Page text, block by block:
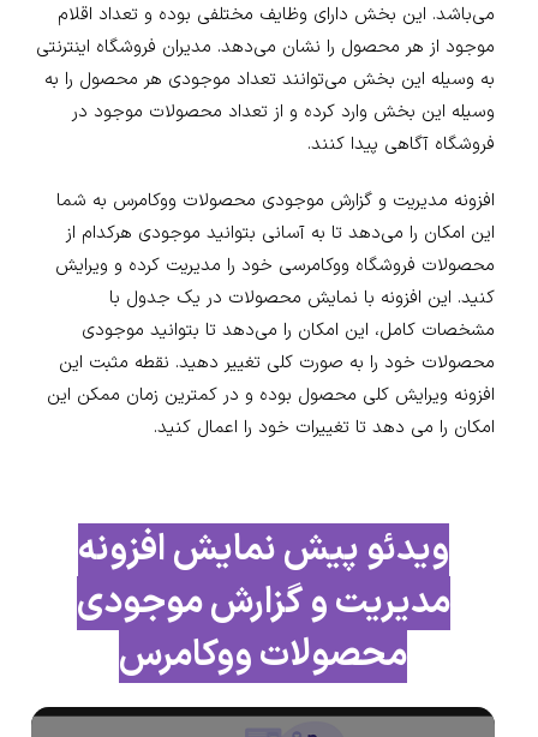
می‌باشد. این بخش دارای وظایف مختلفی بوده و تعداد اقلام
موجود از هر محصول را نشان می‌دهد. مدیران فروشگاه اینترنتی
به وسیله این بخش می‌توانند تعداد موجودی هر محصول را به
وسیله این بخش وارد کرده و از تعداد محصولات موجود در
فروشگاه آگاهی پیدا کنند.
افزونه مدیریت و گزارش موجودی محصولات ووکامرس به شما
این امکان را می‌دهد تا به آسانی بتوانید موجودی هرکدام از
محصولات فروشگاه ووکامرسی خود را مدیریت کرده و ویرایش
کنید. این افزونه با نمایش محصولات در یک جدول با
مشخصات کامل، این امکان را می‌دهد تا بتوانید موجودی
محصولات خود را به صورت کلی تغییر دهید. نقطه مثبت این
افزونه ویرایش کلی محصول بوده و در کمترین زمان ممکن این
امکان را می دهد تا تغییرات خود را اعمال کنید.
ویدئو پیش نمایش افزونه
مدیریت و گزارش موجودی
محصولات ووکامرس
نمایشگر